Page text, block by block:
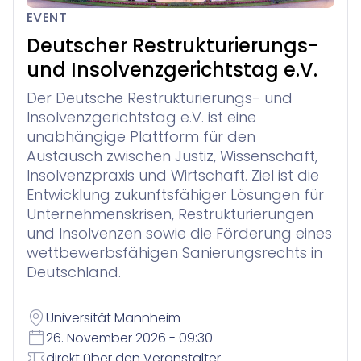
New Matter Intake
Wissensmanagement
Contract Lifecycle Management
Interessenkonfliktprüfung
Forderungsanmeldung für Gläubiger
Zeiterfassung und Abrechnung
Digitale Insolvenzverwaltung & Kommunikation
Winjur
Insolvenzverwaltung
Winsolvenz
für Insolvenzkanzleien
InsO-Up
vereinfachte Verwaltung von
GIS
Ihr digitales Gläubigerinformations­system
Rechtsabteilungen & Unternehmen
Entdecken
Veranstaltungen
Webinare
Downloads
Referenzen
Presse
Blog
Akademie
Jetzt Kontaktieren
Sie finden nicht, was Sie gerade brauchen?
Über Uns
Unternehmen
Karriere
Kontakt
Support
Lexolution
Winsolvenz
Winjur
Winmacs
EVENT
Deutscher Restrukturierungs-
und Insolvenzgerichtstag e.V.
Der Deutsche Restrukturierungs- und
Insolvenzgerichtstag e.V. ist eine
unabhängige Plattform für den
Austausch zwischen Justiz, Wissenschaft,
Insolvenzpraxis und Wirtschaft. Ziel ist die
Entwicklung zukunftsfähiger Lösungen für
Unternehmenskrisen, Restrukturierungen
und Insolvenzen sowie die Förderung eines
wettbewerbsfähigen Sanierungsrechts in
Deutschland.
Universität Mannheim
26. November 2026 - 09:30